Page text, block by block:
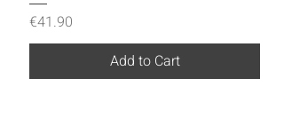
Price
€41.90
Add to Cart